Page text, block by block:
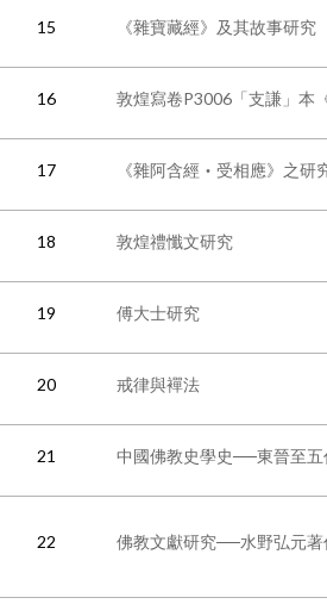
15 《雜寶藏經》及其故事研究
16 敦煌寫卷P3006「支謙」本
17 《雜阿含經‧受相應》之研
18 敦煌禮懺文研究
19 傅大士研究
20 戒律與襌法
21 中國佛教史學史──東晉至五
22 佛教文獻研究──水野弘元著